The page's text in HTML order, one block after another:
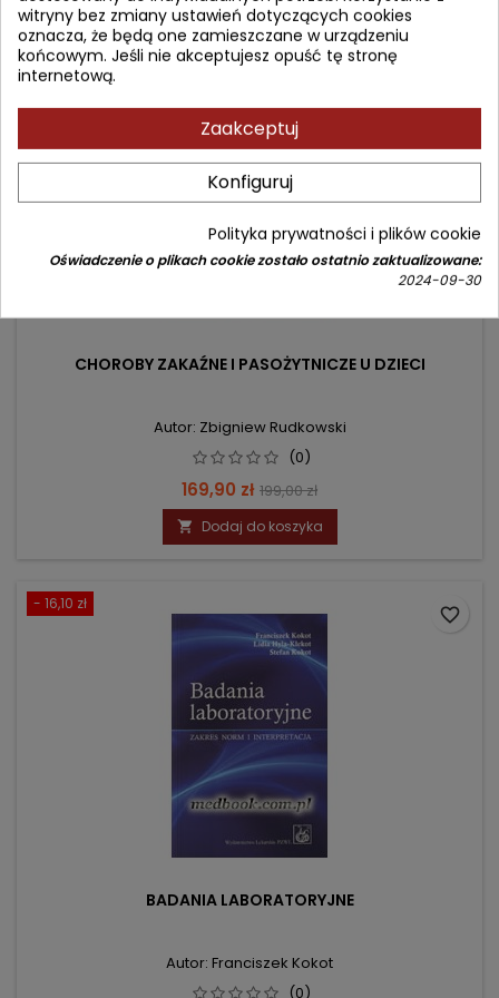
- 29,10 zł
CHOROBY ZAKAŹNE I PASOŻYTNICZE U DZIECI
Autor: Zbigniew Rudkowski
(0)
Cena
169,90 zł Cena
podstawowa
199,00 zł
 Dodaj do koszyka
- 16,10 zł
BADANIA LABORATORYJNE
Autor: Franciszek Kokot
(0)
favorite_border
witryny bez zmiany ustawień dotyczących cookies
oznacza, że będą one zamieszczane w urządzeniu
końcowym. Jeśli nie akceptujesz opuść tę stronę
internetową.
Zaakceptuj
Konfiguruj
Polityka prywatności i plików cookie
Oświadczenie o plikach cookie zostało ostatnio zaktualizowane:
2024-09-30